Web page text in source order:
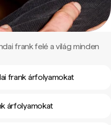
frank felé a világ minden
frank árfolyamokat
árfolyamokat